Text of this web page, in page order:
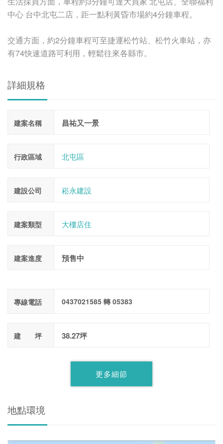
中心 台中北屯二店，距一點利黃昏市場約4分鐘車程。
交通方面，約2分鐘車程可至捷運松竹站、松竹火車站，亦
有74快速道路可利用，輕鬆往來各縣市。
詳細規格
建案名稱 昌祐又一景
行政區域 北屯區
建設公司 崧永建設
建案類型 大樓店住
建案進度 預售中
專線電話 0437021585 轉 05383
建 坪 38.27坪
更多細節
地點環境